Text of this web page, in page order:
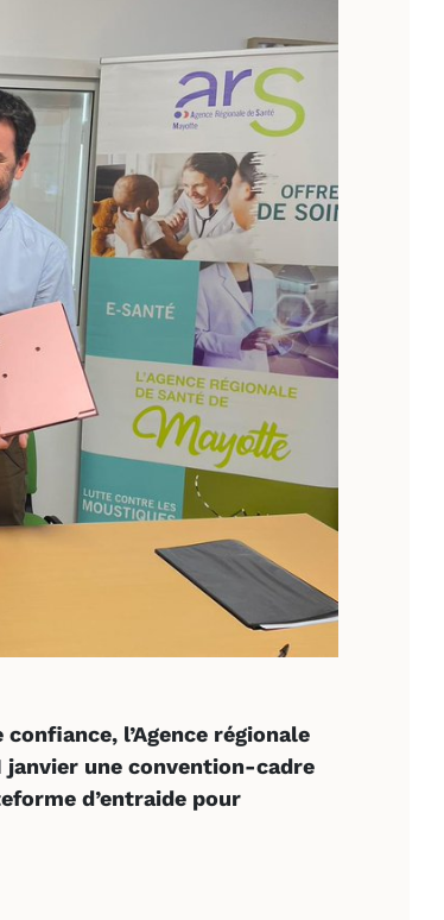
l’Agence régionale
janvier une convention-cadre
d’entraide pour